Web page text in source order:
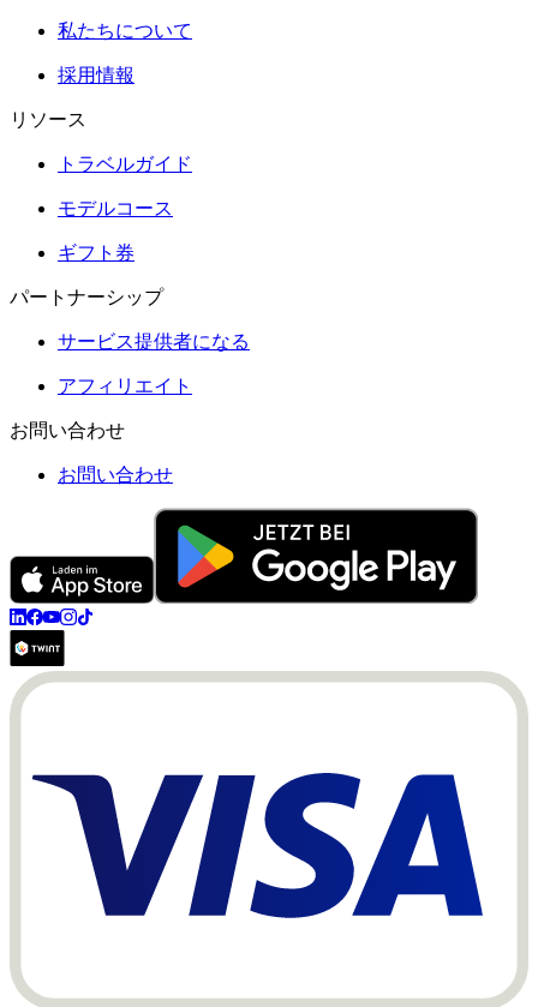
私たちについて
採用情報
リソース
トラベルガイド
モデルコース
ギフト券
パートナーシップ
サービス提供者になる
アフィリエイト
お問い合わせ
お問い合わせ